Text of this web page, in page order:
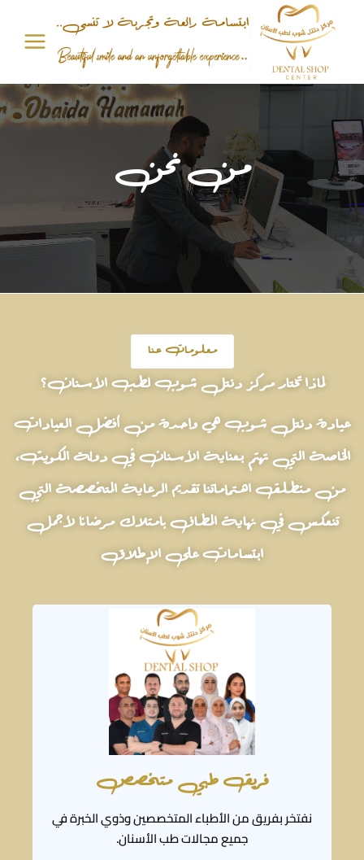
من نحن
معلومات عنا
لماذا تختار مركز دنتل شوب لطب الأسنان؟
عيادة دنتل شوب هي واحدة من أفضل العيادات
الخاصة التي تهتم بعناية الأسنان في دولة الكويت،
من منطلق اهتماماتنا تقديم الرعاية المتخصصة التي
تنعكس في نهاية المطاف بامتلاك مرضانا لأجمل
ابتسامات على الإطلاق
فريق طبي متخصص
نفتخر بفريق من الأطباء المتخصصين وذوي الخبرة في
جميع مجالات طب الأسنان.